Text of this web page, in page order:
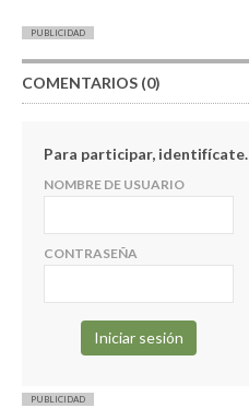
PUBLICIDAD
COMENTARIOS (0)
Para participar, identifícate.
NOMBRE DE USUARIO
CONTRASEÑA
PUBLICIDAD